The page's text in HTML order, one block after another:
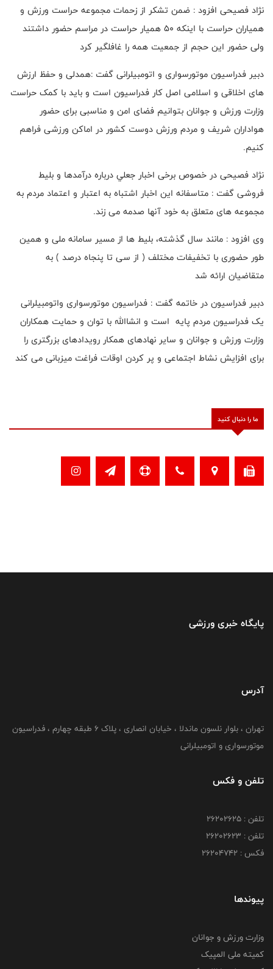
نژاد فصیحی افزود : ضمن تشکر از زحمات مجموعه حراست ورزش و
همیاران حراست با اینکه ۵۰ همیار حراست در مراسم حضور داشتند
ولی حضور این حجم از جمعیت همه را غافلگیر کرد
دبیر فدراسیون موتورسواری و اتومبیلرانی گفت :همدلی و حفظ ارزش
های اخلاقی و اسلامی اصل کار فدراسیون است و باید با کمک حراست
وزارت ورزش و جوانان بتوانیم فضای امن و مناسبی برای حضور
هواداران شریف و مردم ورزش دوست کشور در اماکن ورزشی فراهم
کنیم.
نژاد فصیحی در خصوص برخی اخبار جعلي درباره درآمدها و بلیط
فروشی گفت : متاسفانه این اخبار اشتباه به اعتبار و اعتماد مردم به
مجموعه های متعلق به خود آنها صدمه می زند.
وی افزود : مانند سال گذشته، بلیط ها از مسیر سامانه ملی و همین
طور حضوری با تخفیفات مختلف ( از سی تا پنجاه درصد ) به
متقاضیان ارائه شد
دبیر فدراسیون در خاتمه گفت : فدراسیون موتورسواری واتومبیلرانی
یک فدراسیون مردم پایه است و انشاالله با توان و حمایت همکاران
وزارت ورزش و جوانان و سایر نهادهای همکار رویدادهای بزرگتری را
برای افزایش نشاط اجتماعی و پر کردن اوقات فراغت میزبانی می کند
ما را دنبال کنید
پایگاه خبری ورزشی
آدرس
تهران ، بلوار نلسون ماندلا ، خیابان انصاری ، پلاک ۶ طبقه چهارم ، فدراسیون
موتورسواری و اتومبیلرانی
تلفن و فکس
تلفن : ۲۶۲۰۲۶۲۵
تلفن : ۲۶۲۰۲۶۲۳
فکس : ۲۶۲۰۴۷۴۲
پیوندها
وزارت ورزش و جوانان
کمیته ملی المپیک